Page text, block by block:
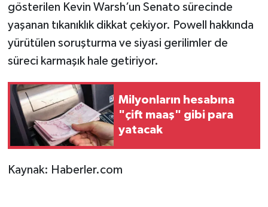
gösterilen Kevin Warsh’un Senato sürecinde
yaşanan tıkanıklık dikkat çekiyor. Powell hakkında
yürütülen soruşturma ve siyasi gerilimler de
süreci karmaşık hale getiriyor.
Milyonların hesabına
"çift maaş" gibi para
yatacak
Kaynak: Haberler.com